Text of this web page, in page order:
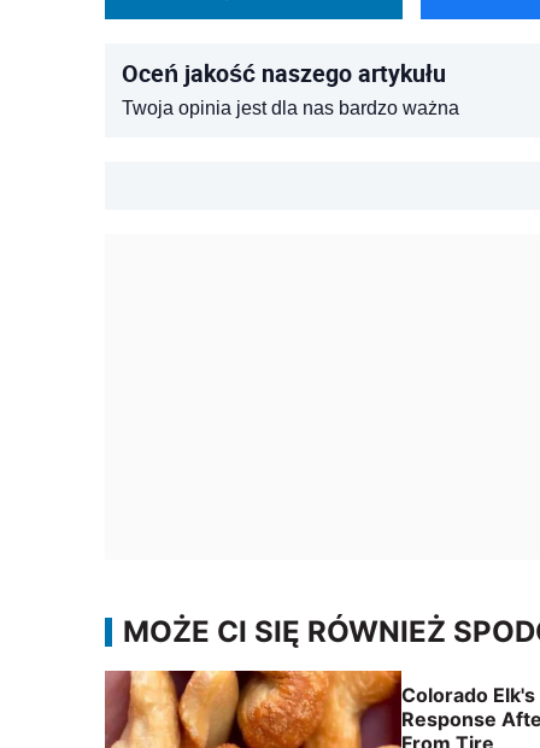
Oceń jakość naszego artykułu
Twoja opinia jest dla nas bardzo ważna